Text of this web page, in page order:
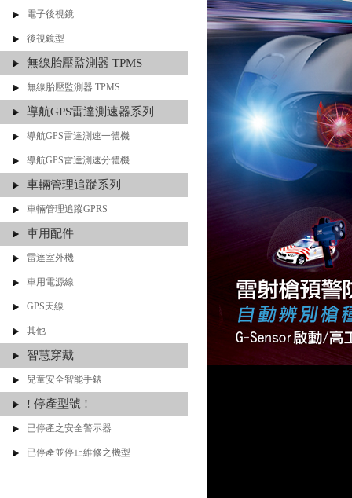
電子後視鏡
後視鏡型
無線胎壓監測器 TPMS
無線胎壓監測器 TPMS
導航GPS雷達測速器系列
導航GPS雷達測速一體機
導航GPS雷達測速分體機
車輛管理追蹤系列
車輛管理追蹤GPRS
車用配件
雷達室外機
車用電源線
GPS天線
其他
智慧穿戴
兒童安全智能手錶
! 停產型號 !
已停產之安全警示器
已停產並停止維修之機型